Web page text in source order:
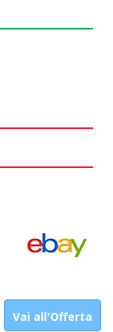
Vai all'Offerta